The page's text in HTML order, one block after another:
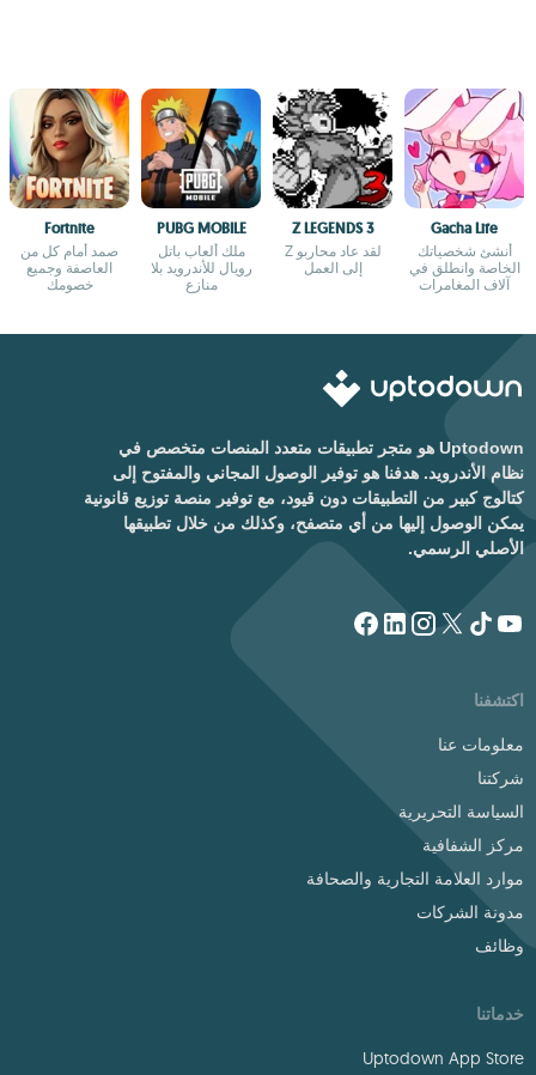
Gacha Life
أنشئ شخصياتك
الخاصة وانطلق في
آلاف المغامرات
Z LEGENDS 3
لقد عاد محاربو Z
إلى العمل
PUBG MOBILE
ملك ألعاب باتل
رويال للأندرويد بلا
منازع
Fortnite
صمد أمام كل من
العاصفة وجميع
خصومك
Uptodown هو متجر تطبيقات متعدد المنصات متخصص في
نظام الأندرويد. هدفنا هو توفير الوصول المجاني والمفتوح إلى
كتالوج كبير من التطبيقات دون قيود، مع توفير منصة توزيع قانونية
يمكن الوصول إليها من أي متصفح، وكذلك من خلال تطبيقها
الأصلي الرسمي.
اكتشفنا
معلومات عنا
شركتنا
السياسة التحريرية
مركز الشفافية
موارد العلامة التجارية والصحافة
مدونة الشركات
وظائف
خدماتنا
Uptodown App Store